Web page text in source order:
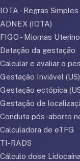
IOTA - Regras Simples
ADNEX (IOTA)
FIGO - Miomas
Datação da gestação
Calcular e avaliar o
Gestação Inviável (US)
Gestação ectópica
Gestação de
Conduta pós-aborto
Calculadora de eTFG
TI-RADS
Cálculo dose Lidocaína